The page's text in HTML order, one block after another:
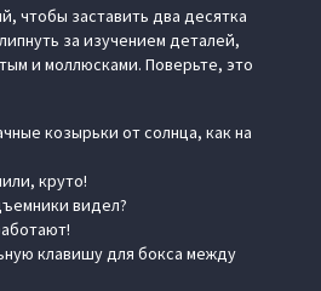
чтобы заставить два десятка
за изучением деталей,
и моллюсками. Поверьте, это
козырьки от солнца, как на
круто!
видел?
клавишу для бокса между